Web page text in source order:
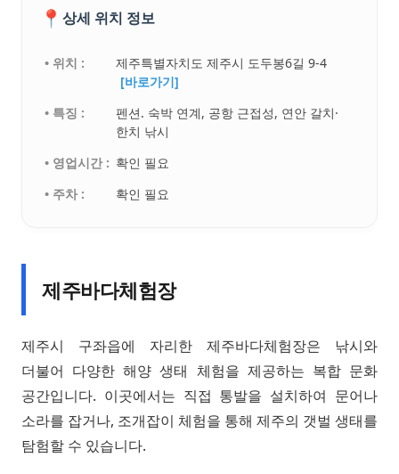
📍 상세 위치 정보
• 위치 :
제주특별자치도 제주시 도두봉6길 9-4
[바로가기]
• 특징 :
펜션. 숙박 연계, 공항 근접성, 연안 갈치·
한치 낚시
• 영업시간 : 확인 필요
• 주차 :
확인 필요
제주바다체험장
제주시 구좌읍에 자리한 제주바다체험장은 낚시와
더불어 다양한 해양 생태 체험을 제공하는 복합 문화
공간입니다. 이곳에서는 직접 통발을 설치하여 문어나
소라를 잡거나, 조개잡이 체험을 통해 제주의 갯벌 생태를
탐험할 수 있습니다.